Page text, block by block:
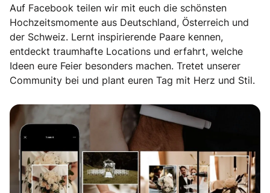
Auf Facebook teilen wir mit euch die schönsten
Hochzeitsmomente aus Deutschland, Österreich und
der Schweiz. Lernt inspirierende Paare kennen,
entdeckt traumhafte Locations und erfahrt, welche
Ideen eure Feier besonders machen. Tretet unserer
Community bei und plant euren Tag mit Herz und Stil.
Echte Geschichten. Echte Emotionen.